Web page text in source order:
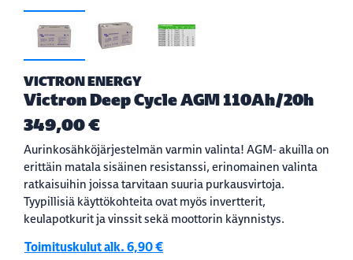
VICTRON ENERGY
Victron Deep Cycle AGM 110Ah/20h
349,00 €
Aurinkosähköjärjestelmän varmin valinta! AGM- akuilla on
erittäin matala sisäinen resistanssi, erinomainen valinta
ratkaisuihin joissa tarvitaan suuria purkausvirtoja.
Tyypillisiä käyttökohteita ovat myös invertterit,
keulapotkurit ja vinssit sekä moottorin käynnistys.
Toimituskulut alk. 6,90 €